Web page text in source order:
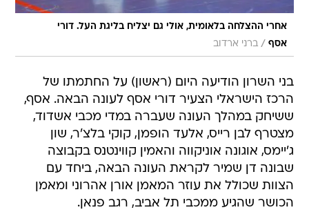
אחרי ההצלחה בלאומית, אולי גם יצליח בליגת העל. דורי
אסף / ברני ארדוב
בני השרון הודיעה היום (ראשון) על החתמתו של
הרכז הישראלי הצעיר דורי אסף לעונה הבאה. אסף,
ששיחק במהלך העונה שעברה במדי מכבי אשדוד,
מצטרף לבן רייס, אלעד הופמן, קוקי בלצ'ר, שון
ג'יימס, אוגונה אוניקווה והאמין קווינטנס בקבוצה
שבונה דן שמיר לקראת העונה הבאה, ביחד עם
הצוות שכולל את עוזר המאמן אורן אהרוני ומאמן
הכושר שהגיע ממכבי תל אביב, רגב פנאן.